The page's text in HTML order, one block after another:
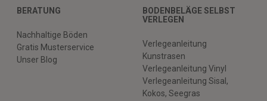
BERATUNG
Nachhaltige Böden
Gratis Musterservice
Unser Blog
BODENBELÄGE SELBST
VERLEGEN
Verlegeanleitung
Kunstrasen
Verlegeanleitung Vinyl
Verlegeanleitung Sisal,
Kokos, Seegras